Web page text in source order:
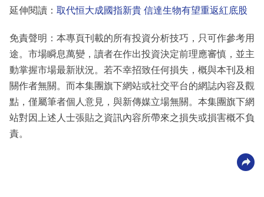
延伸閱讀： 取代恒大成國指新貴 信達生物有望重返紅底股
免責聲明：本專頁刊載的所有投資分析技巧，只可作參考用
途。市場瞬息萬變，讀者在作出投資決定前理應審慎，並主
動掌握市場最新狀況。若不幸招致任何損失，概與本刊及相
關作者無關。而本集團旗下網站或社交平台的網誌內容及觀
點，僅屬筆者個人意見，與新傳媒立場無關。本集團旗下網
站對因上述人士張貼之資訊內容所帶來之損失或損害概不負
責。